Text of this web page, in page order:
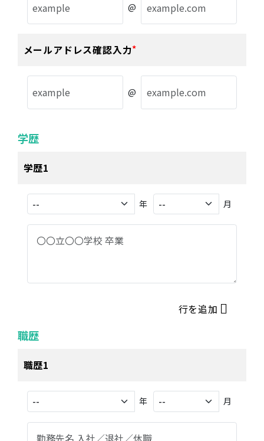
@
メールアドレス確認入力
@
学歴
学歴1
年 月
行を追加
職歴
職歴1
年 月